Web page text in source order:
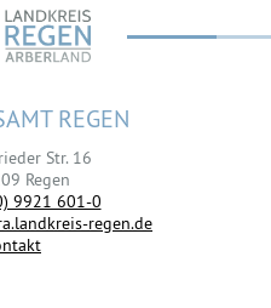
REGEN
Str. 16
Regen
9921 601-0
regen.de